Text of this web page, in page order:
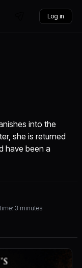
Log in
into the
she is returned
have been a
3 minutes